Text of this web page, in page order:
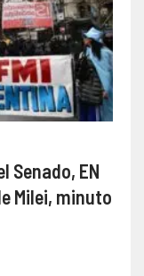
Senado, EN
Milei, minuto